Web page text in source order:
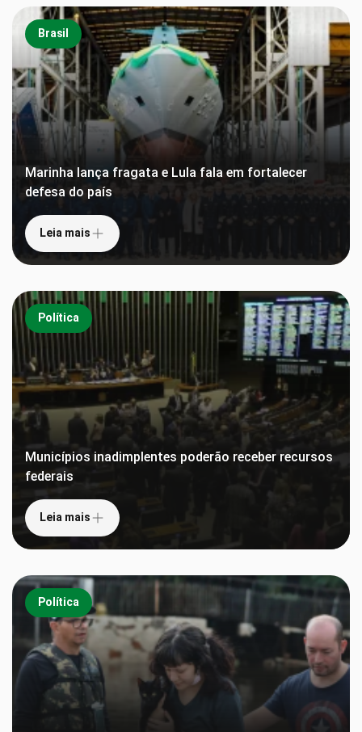
Brasil
Marinha lança fragata e Lula fala em fortalecer
defesa do país
Leia mais
Política
Municípios inadimplentes poderão receber recursos
federais
Leia mais
Política